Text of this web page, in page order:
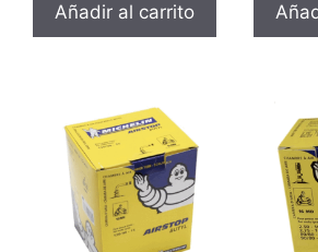
Añadir al carrito